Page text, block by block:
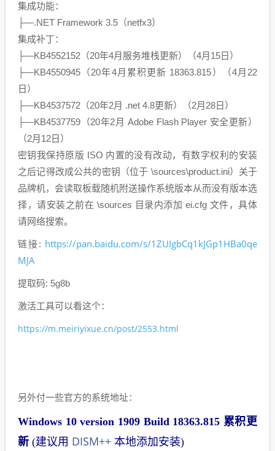
集成功能：
├—.NET Framework 3.5（netfx3）
集成补丁：
├—KB4552152（20年4月服务堆栈更新）（4月15日）
├—KB4550945（20年4月累积更新 18363.815）（4月22
日）
├—KB4537572（20年2月 .net 4.8更新）（2月28日）
├—KB4537759（20年2月 Adobe Flash Player 安全更新）
（2月12日）
密钥我保持原版 ISO 内置的没有改动，有数字权利的安装
之后记得改成公共的密钥（位于 \sources\product.ini）关于
品牌机，会读取板载随机附送操作系统版本从而没有版本选
择，请安装之前在 \sources 目录内添加 ei.cfg 文件，具体
请网络搜索。
链接: https://pan.baidu.com/s/1ZUIgbCq1kJGp1HBa0qe
MJA
提取码: 5g8b
激活工具可以看这个：
https://m.meiriyixue.cn/post/2553.html
另外付一些官方的系统地址：
Windows 10 version 1909 Build 18363.815 累积更
新 (建议用 DISM++ 本地添加安装)